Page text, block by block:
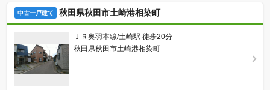
中古一戸建て 秋田県秋田市土崎港相染町
ＪＲ奥羽本線/土崎駅 徒歩20分
秋田県秋田市土崎港相染町